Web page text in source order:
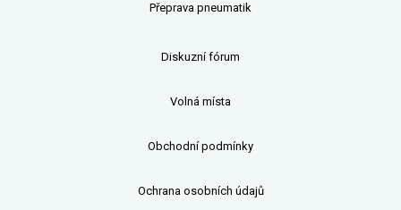
Přeprava pneumatik
Diskuzní fórum
Volná místa
Obchodní podmínky
Ochrana osobních údajů